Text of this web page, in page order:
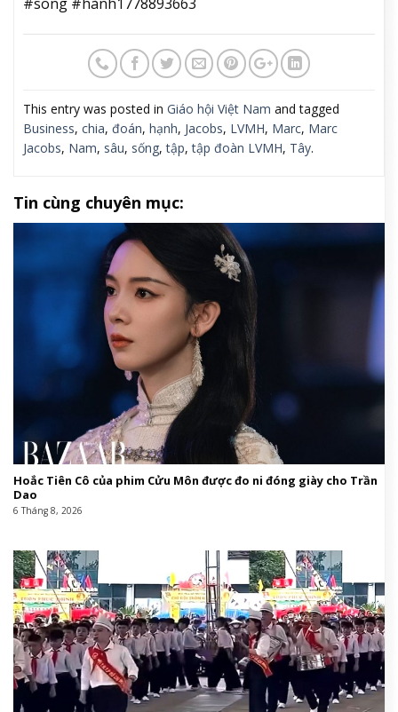
This entry was posted in Giáo hội Việt Nam and tagged
Business, chia, đoán, hạnh, Jacobs, LVMH, Marc, Marc
Jacobs, Nam, sâu, sống,tập,tập đoàn LVMH, Tây.
Tin cùng chuyên mục:
Hoắc Tiên Cô của phim Cửu Môn được đo ni đóng giày cho Trần
Dao
6 Tháng 8, 2026